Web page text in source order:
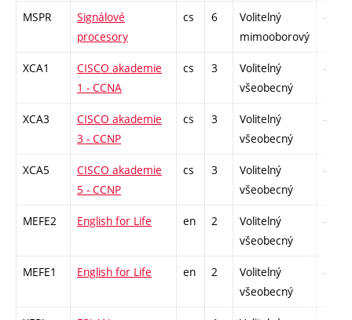
MSPR
Signálové
procesory
cs 6
Volitelný
mimooborový
-
XCA1
CISCO akademie
1 - CCNA
cs 3
Volitelný
všeobecný
-
XCA3
CISCO akademie
3 - CCNP
cs 3
Volitelný
všeobecný
-
XCA5
CISCO akademie
5 - CCNP
cs 3
Volitelný
všeobecný
-
MEFE2 English for Life en 2
Volitelný
všeobecný
-
MEFE1 English for Life en 2
Volitelný
všeobecný
-